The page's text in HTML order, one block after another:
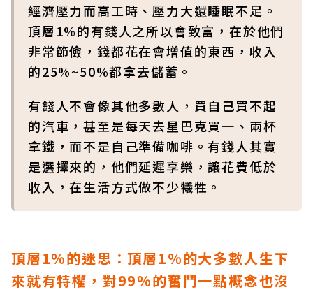
經濟壓力而高工時、壓力大還睡眠不足。
頂層1%的有錢人之所以會致富，在於他們
非常節儉，錢都花在會增值的東西，收入
的25%~50%都拿去儲蓄。
有錢人不會像其他多數人，買自己買不起
的汽車，甚至是每天去星巴克買一、兩杯
拿鐵，而不是自己準備咖啡。有錢人其實
是選擇來的，他們延遲享樂，讓花費低於
收入，在生活方式做不少犧牲。
頂層1%的迷思：頂層1%的大多數人生下
來就有特權，對99%的奮鬥一點概念也沒